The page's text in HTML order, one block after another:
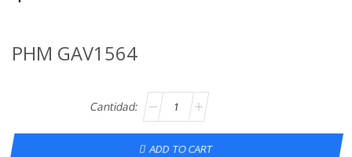
PHM GAV1564
ADD TO CART